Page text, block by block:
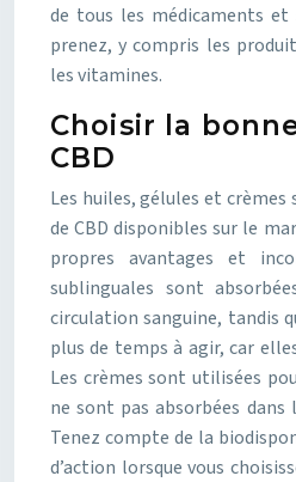
de tous les médicaments et
prenez, y compris les
les vitamines.
Choisir la
CBD
Les huiles, gélules et
de CBD disponibles sur le
propres avantages et
sublinguales sont
circulation sanguine, tandis
plus de temps à agir, car
Les crèmes sont utilisées
ne sont pas absorbées
Tenez compte de la
d’action lorsque vous